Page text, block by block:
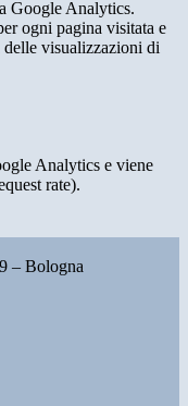
Google Analytics.
ogni pagina visitata e
delle visualizzazioni di
Analytics e viene
rate).
– Bologna